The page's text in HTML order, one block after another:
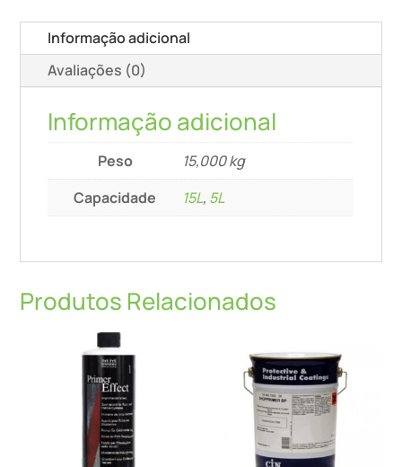
Informação adicional
Avaliações (0)
Informação adicional
Peso
15,000 kg
Capacidade
15L, 5L
Produtos Relacionados